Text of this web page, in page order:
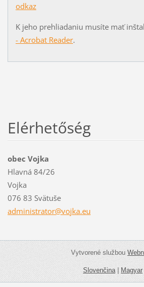
odkaz
K jeho prehliadaniu musíte mať
- Acrobat Reader.
Elérhetőség
obec Vojka
Hlavná 84/26
Vojka
076 83 Svätuše
administrator@vojka.eu
Vytvorené službou
Slovenčina|Magyar